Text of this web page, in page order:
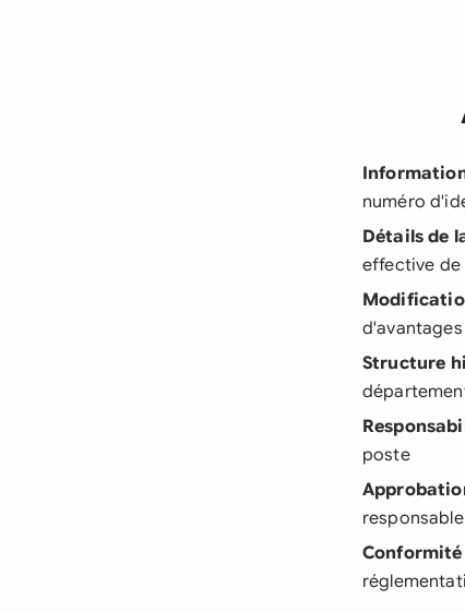
numéro
Détails de
effective de
Structure
poste